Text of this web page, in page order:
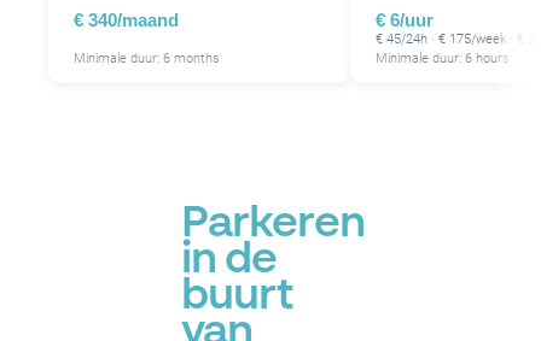
P
P
PP
€ 340/maand
Minimale duur: 6 months
€ 6/uur
€ 45/24h · € 175/week · €
Minimale duur: 6 hours
Parkeren
in de
buurt